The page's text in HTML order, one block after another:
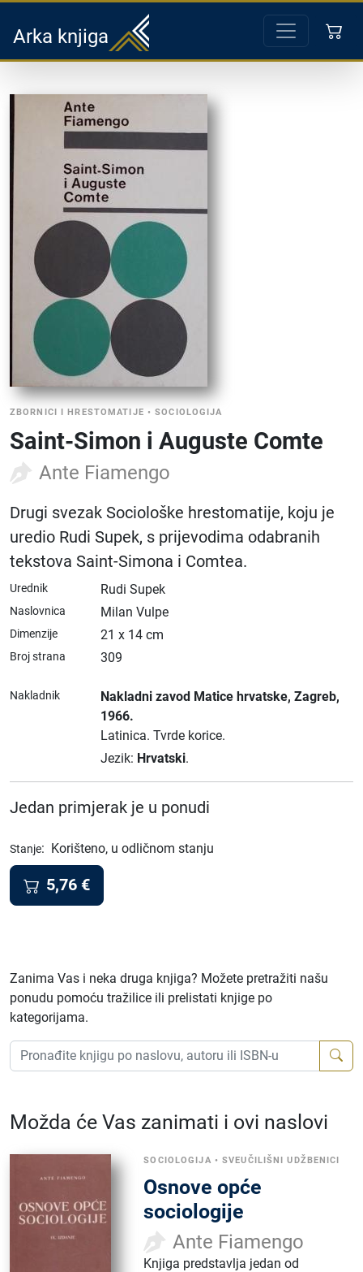
Arka knjiga
ZBORNICI I HRESTOMATIJE •SOCIOLOGIJA
Saint-Simon i Auguste Comte
Ante Fiamengo
Drugi svezak Sociološke hrestomatije, koju je
uredio Rudi Supek, s prijevodima odabranih
tekstova Saint-Simona i Comtea.
Urednik Rudi Supek
Naslovnica Milan Vulpe
Dimenzije 21 x 14 cm
Broj strana 309
Nakladnik Nakladni zavod Matice hrvatske, Zagreb,
1966.
Latinica. Tvrde korice.
Jezik: Hrvatski.
Jedan primjerak je u ponudi
Stanje: Korišteno, u odličnom stanju
5,76 €
Zanima Vas i neka druga knjiga? Možete pretražiti našu
ponudu pomoću tražilice ili prelistati knjige po
kategorijama.
Možda će Vas zanimati i ovi naslovi
SOCIOLOGIJA •SVEUČILIŠNI UDŽBENICI
Osnove opće
sociologije
Ante Fiamengo
Knjiga predstavlja jedan od